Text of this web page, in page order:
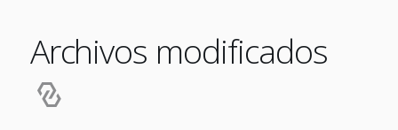
Archivos modificados